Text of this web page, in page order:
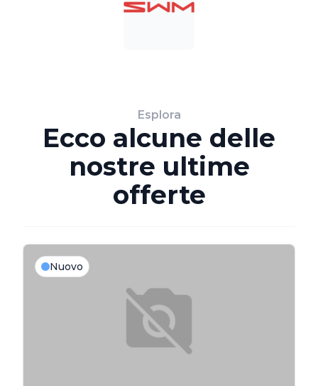
Esplora
Ecco alcune delle
nostre ultime
offerte
Nuovo